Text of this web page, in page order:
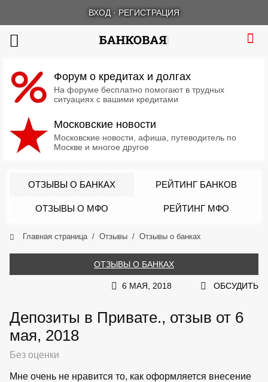
ВХОД · РЕГИСТРАЦИЯ
Форум о кредитах и долгах
На форуме бесплатно помогают в трудных
ситуациях с вашими кредитами
Московские новости
Московские новости, афиша, путеводитель по
Москве и многое другое
ОТЗЫВЫ О БАНКАХ РЕЙТИНГ БАНКОВ
ОТЗЫВЫ О МФО РЕЙТИНГ МФО
Главная страница Отзывы Отзывы о банках
ОТЗЫВЫ О БАНКАХ
6 МАЯ, 2018 ОБСУДИТЬ
Депозиты в Привате., отзыв от 6
мая, 2018
Без оценки
Мне очень не нравится то, как оформляется внесение